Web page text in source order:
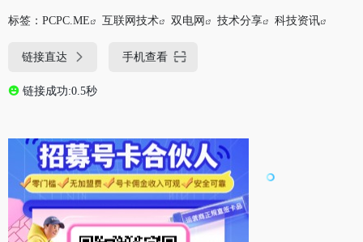
标签： PCPC.ME 互联网技术 双电网 技术分享 科技资讯
链接直达 手机查看
链接成功:0.5秒